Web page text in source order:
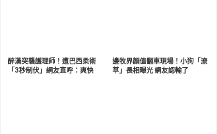
醉漢突襲護理師！遭巴西柔術
「3秒制伏」網友直呼：爽快
邊牧界顏值翻車現場！小狗「潦
草」長相曝光 網友認輸了